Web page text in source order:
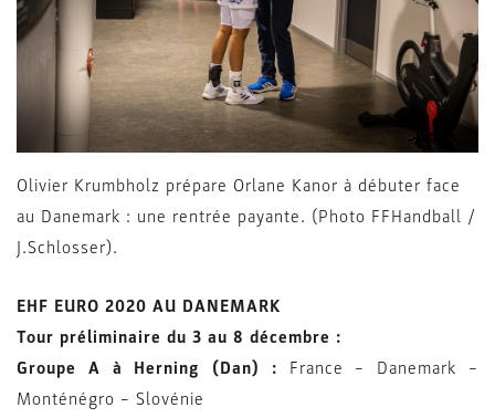
Olivier Krumbholz prépare Orlane Kanor à débuter face
au Danemark : une rentrée payante. (Photo FFHandball /
J.Schlosser).
EHF EURO 2020 AU DANEMARK
Tour préliminaire du 3 au 8 décembre :
Groupe A à Herning (Dan) : France –
Danemark –
Monténégro – Slovénie